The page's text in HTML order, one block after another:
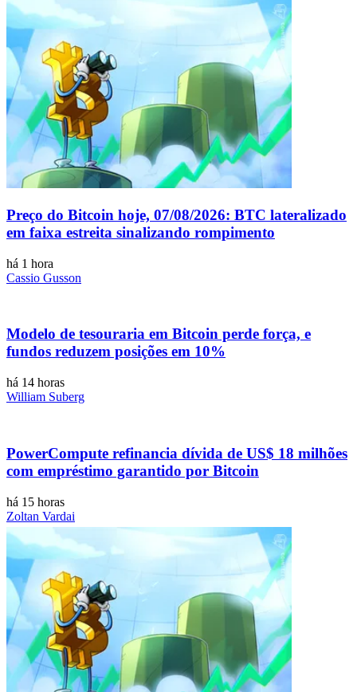
Preço do Bitcoin hoje, 07/08/2026: BTC lateralizado
em faixa estreita sinalizando rompimento
há 1 hora
Cassio Gusson
Modelo de tesouraria em Bitcoin perde força, e
fundos reduzem posições em 10%
há 14 horas
William Suberg
PowerCompute refinancia dívida de US$ 18 milhões
com empréstimo garantido por Bitcoin
há 15 horas
Zoltan Vardai